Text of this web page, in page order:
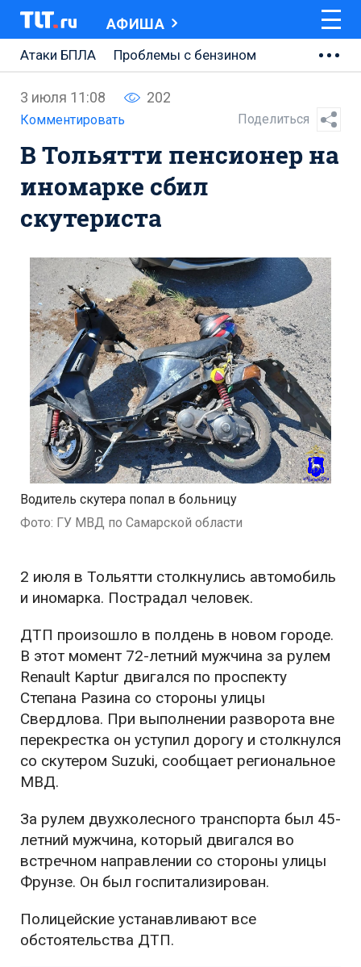
АФИША
Атаки БПЛА
Проблемы с бензином
Ремонт Центральной площади
Ремонт Обводного шоссе
Набережная Тольятти
Неделя Тольятти
3 июля 11:08 202
Комментировать Поделиться
В Тольятти пенсионер на
иномарке сбил
скутериста
Водитель скутера попал в больницу
Фото: ГУ МВД по Самарской области
2 июля в Тольятти столкнулись автомобиль
и иномарка. Пострадал человек.
ДТП произошло в полдень в новом городе.
В этот момент 72-летний мужчина за рулем
Renault Kaptur двигался по проспекту
Степана Разина со стороны улицы
Свердлова. При выполнении разворота вне
перекрестка он уступил дорогу и столкнулся
со скутером Suzuki, сообщает региональное
МВД.
За рулем двухколесного транспорта был 45-
летний мужчина, который двигался во
встречном направлении со стороны улицы
Фрунзе. Он был госпитализирован.
Полицейские устанавливают все
обстоятельства ДТП.